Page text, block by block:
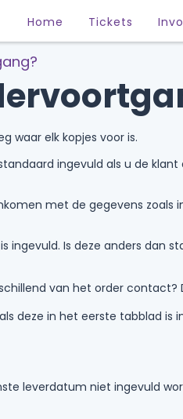
Home Tickets
waar elk kopjes voor is.
ingevuld als u de
met de gegevens zoals
Is deze anders dan
van het order contact?
deze in het eerste tabblad is
leverdatum niet ingevuld